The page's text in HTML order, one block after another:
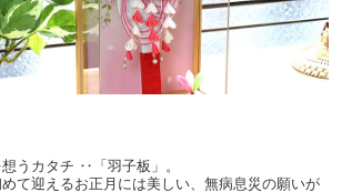
うカタチ ‥「羽子板」。
て迎えるお正月には美しい、無病息災の願いが